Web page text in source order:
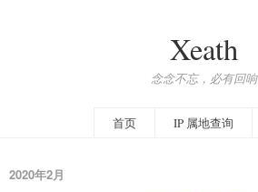
Xeath
念念不忘，必有回响
首页 IP 属地查询
2020年2月